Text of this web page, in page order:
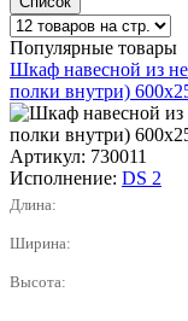
Популярные товары
Шкаф навесной из
полки внутри)
Артикул: 730011
Исполнение: DS 2
Длина:
Ширина:
Высота: